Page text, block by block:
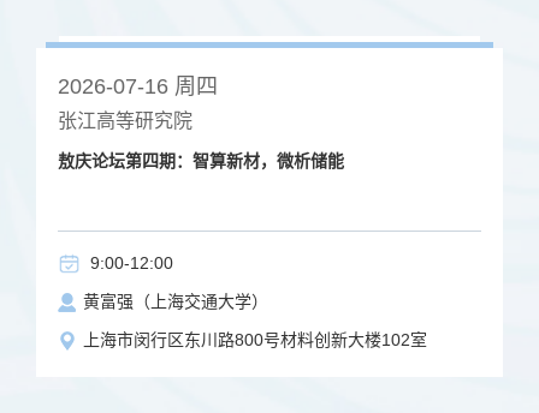
2026-07-16 周四
张江高等研究院
敖庆论坛第四期：智算新材，微析储能
9:00-12:00
黄富强（上海交通大学）
上海市闵行区东川路800号材料创新大楼102室